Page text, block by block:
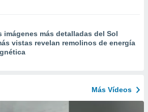
imágenes más detalladas del Sol
vistas revelan remolinos de energía
Más Vídeos